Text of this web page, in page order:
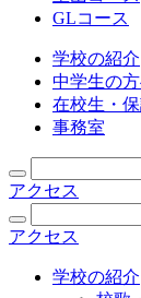
GLコース
学校の紹介
中学生の
在校生・
事務室
アクセス
アクセス
学校の紹介